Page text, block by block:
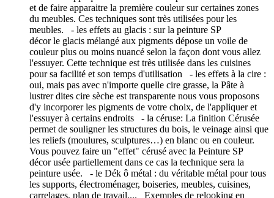
et de faire apparaitre la première couleur sur certaines zones
du meubles. Ces techniques sont très utilisées pour les
meubles. - les effets au glacis : sur la peinture SP
décor le glacis mélangé aux pigments dépose un voile de
couleur plus ou moins nuancé selon la façon dont vous allez
l'essuyer. Cette technique est très utilisée dans les cuisines
pour sa facilité et son temps d'utilisation - les effets à la cire :
oui, mais pas avec n'importe quelle cire grasse, la Pâte à
lustrer dites cire sèche est transparente nous vous proposons
d'y incorporer les pigments de votre choix, de l'appliquer et
l'essuyer à certains endroits - la céruse: La finition Cérusée
permet de souligner les structures du bois, le veinage ainsi que
les reliefs (moulures, sculptures…) en blanc ou en couleur.
Vous pouvez faire un "effet" cérusé avec la Peinture SP
décor usée partiellement dans ce cas la technique sera la
peinture usée. - le Dék ô métal : du véritable métal pour tous
les supports, électroménager, boiseries, meubles, cuisines,
carrelages, plan de travail.... Exemples de relooking en